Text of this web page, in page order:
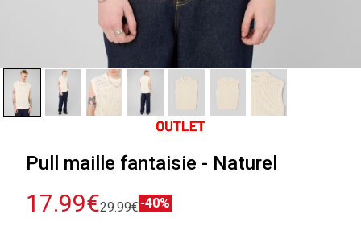
Pull maille fantaisie - Naturel
17.99€29.99€-40%